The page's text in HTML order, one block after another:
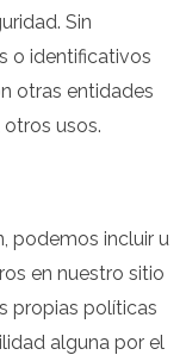
Sin
o identificativos
otras entidades
usos.
podemos incluir u
en nuestro sitio
propias políticas
alguna por el